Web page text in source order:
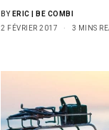
BY ERIC | BE COMBI
2 FÉVRIER 2017
3 MINS